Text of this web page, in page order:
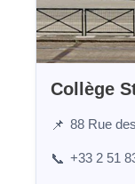
Collège
📌 88 Rue
📞 +33 2 51